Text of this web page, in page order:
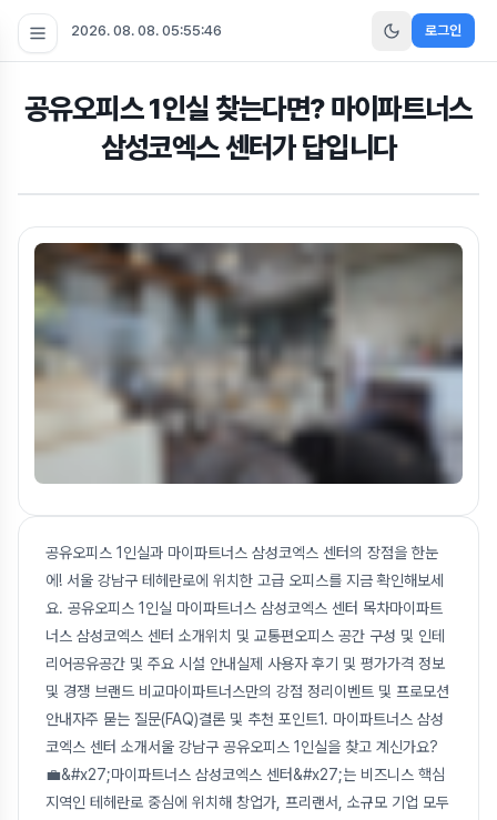
2026. 08. 08. 05:55:48 로그인
공유오피스 1인실 찾는다면? 마이파트너스
삼성코엑스 센터가 답입니다
공유오피스 1인실과 마이파트너스 삼성코엑스 센터의 장점을 한눈
에! 서울 강남구 테헤란로에 위치한 고급 오피스를 지금 확인해보세
요. 공유오피스 1인실 마이파트너스 삼성코엑스 센터 목차마이파트
너스 삼성코엑스 센터 소개위치 및 교통편오피스 공간 구성 및 인테
리어공유공간 및 주요 시설 안내실제 사용자 후기 및 평가가격 정보
및 경쟁 브랜드 비교마이파트너스만의 강점 정리이벤트 및 프로모션
안내자주 묻는 질문(FAQ)결론 및 추천 포인트1. 마이파트너스 삼성
코엑스 센터 소개서울 강남구 공유오피스 1인실을 찾고 계신가요?
💼&#x27;마이파트너스 삼성코엑스 센터&#x27;는 비즈니스 핵심
지역인 테헤란로 중심에 위치해 창업가, 프리랜서, 소규모 기업 모두